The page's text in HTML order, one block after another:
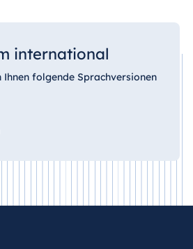
international
Ihnen folgende Sprachversionen